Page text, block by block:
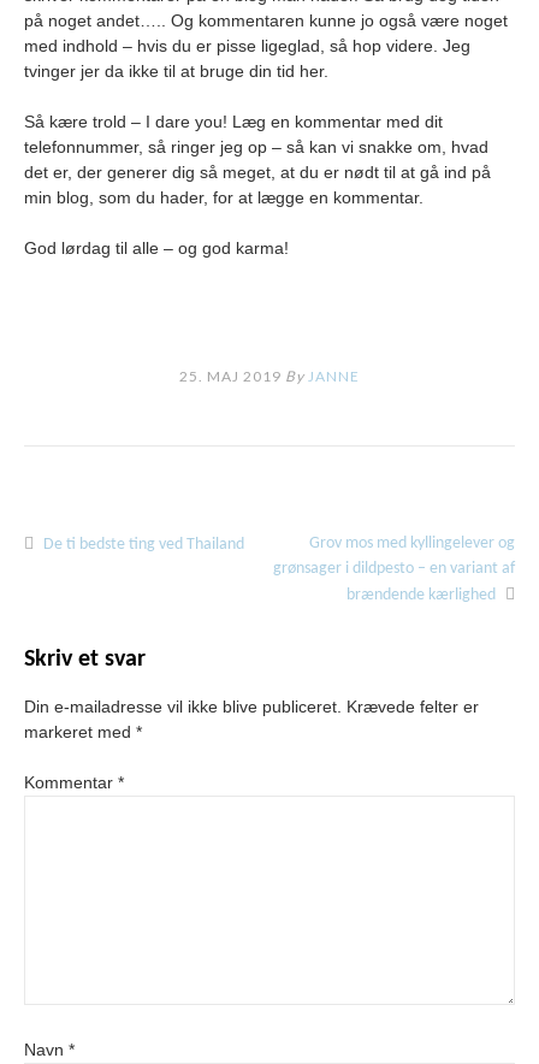
på noget andet….. Og kommentaren kunne jo også være noget
med indhold – hvis du er pisse ligeglad, så hop videre. Jeg
tvinger jer da ikke til at bruge din tid her.
Så kære trold – I dare you! Læg en kommentar med dit
telefonnummer, så ringer jeg op – så kan vi snakke om, hvad
det er, der generer dig så meget, at du er nødt til at gå ind på
min blog, som du hader, for at lægge en kommentar.
God lørdag til alle – og god karma!
25. MAJ 2019 By JANNE
Indlægsnavigation
De ti bedste ting ved Thailand
Grov mos med kyllingelever og
grønsager i dildpesto – en variant af
brændende kærlighed
Skriv et svar
Din e-mailadresse vil ikke blive publiceret. Krævede felter er
markeret med *
Kommentar *
Navn *